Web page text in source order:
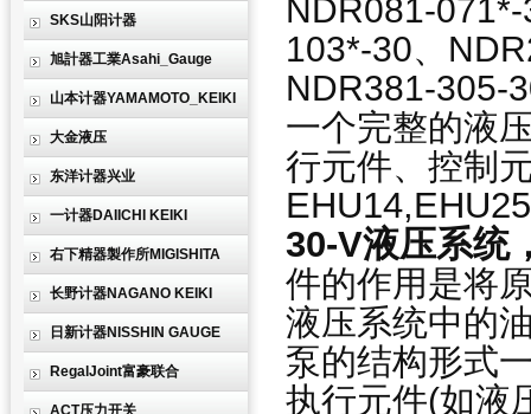
SKS山阳计器
旭計器工業Asahi_Gauge
山本计器YAMAMOTO_KEIKI
大金液压
东洋计器兴业
一计器DAIICHI KEIKI
右下精器製作所MIGISHITA
长野计器NAGANO KEIKI
日新计器NISSHIN GAUGE
RegalJoint富豪联合
ACT压力开关
NDR081-
103*-30、
NDR381-305-
一个完整的液
行元件、控制
30-V液压系统
件的作用是将
液压系统中的
泵的结构形式
执行元件(如液